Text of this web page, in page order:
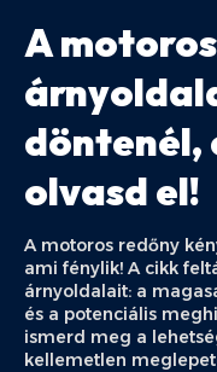
A
olvasd el!
A motoros redőny
ami fénylik! A cikk
árnyoldalait: a
és a potenciális
ismerd meg a
kellemetlen